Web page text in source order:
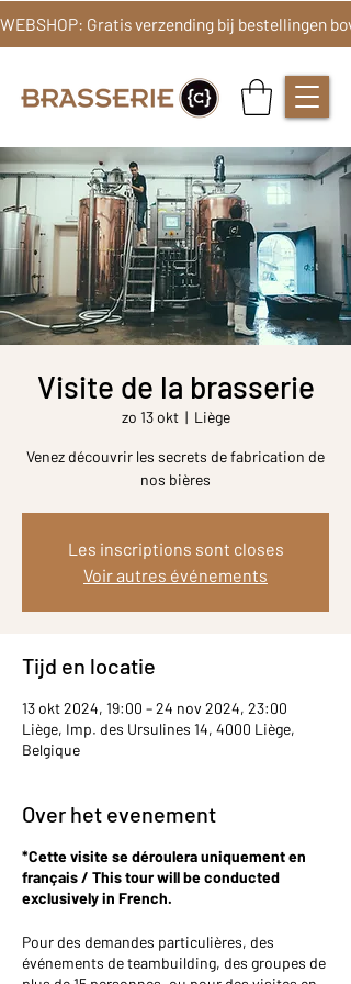
Visite de la brasserie
zo 13 okt
  |
Liège
Venez découvrir les secrets de fabrication de
nos bières
Les inscriptions sont closes
Voir autres événements
Tijd en locatie
13 okt 2024, 19:00 – 24 nov 2024, 23:00
Liège, Imp. des Ursulines 14, 4000 Liège,
Belgique
Over het evenement
*Cette visite se déroulera uniquement en
français / This tour will be conducted
exclusively in French.
Pour des demandes particulières, des
événements de teambuilding, des groupes de